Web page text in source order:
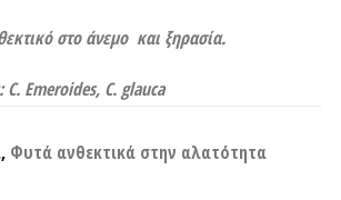
στο άνεμο και ξηρασία.
C. Emeroides, C. glauca
, Φυτά ανθεκτικά στην αλατότητα